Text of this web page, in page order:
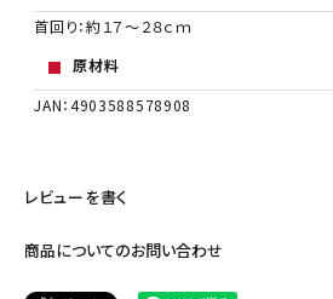
首回り：約１７～２８ｃｍ
原材料
JAN：4903588578908
レビューを書く
商品についてのお問い合わせ